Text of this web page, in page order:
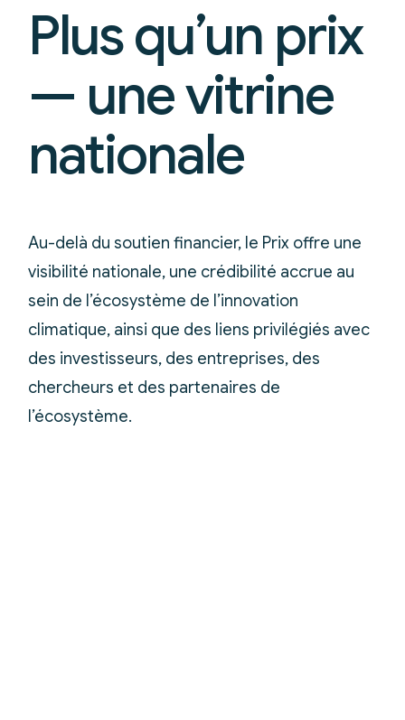
Plus qu’un prix
— une vitrine
nationale
Au-delà du soutien financier, le Prix offre une
visibilité nationale, une crédibilité accrue au
sein de l’écosystème de l’innovation
climatique, ainsi que des liens privilégiés avec
des investisseurs, des entreprises, des
chercheurs et des partenaires de
l’écosystème.